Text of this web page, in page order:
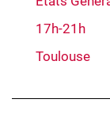
17h-21h
Toulouse